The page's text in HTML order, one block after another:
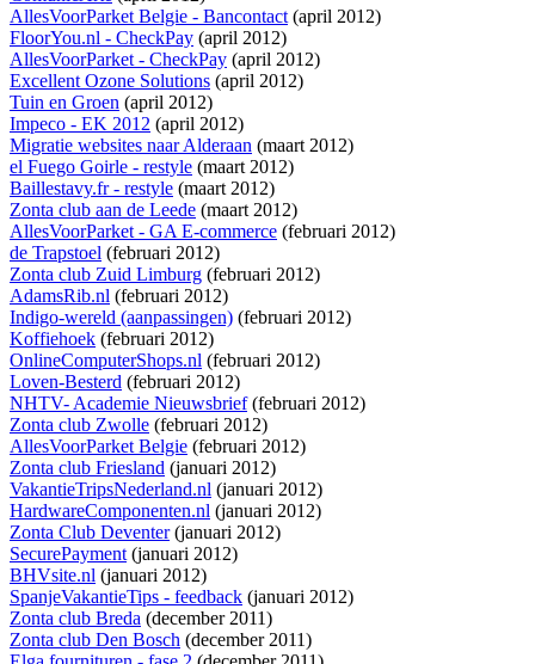
AllesVoorParket Belgie - Bancontact(april 2012)
FloorYou.nl - CheckPay (april 2012)
AllesVoorParket - CheckPay (april 2012)
Excellent Ozone Solutions (april 2012)
Tuin en Groen (april 2012)
Impeco - EK 2012 (april 2012)
Migratie websites naar Alderaan (maart 2012)
el Fuego Goirle - restyle (maart 2012)
Baillestavy.fr - restyle (maart 2012)
Zonta club aan de Leede (maart 2012)
AllesVoorParket - GA E-commerce (februari 2012)
de Trapstoel (februari 2012)
Zonta club Zuid Limburg (februari 2012)
AdamsRib.nl (februari 2012)
Indigo-wereld (aanpassingen) (februari 2012)
Koffiehoek (februari 2012)
OnlineComputerShops.nl (februari 2012)
Loven-Besterd (februari 2012)
NHTV- Academie Nieuwsbrief(februari 2012)
Zonta club Zwolle (februari 2012)
AllesVoorParket Belgie (februari 2012)
Zonta club Friesland (januari 2012)
VakantieTripsNederland.nl (januari 2012)
HardwareComponenten.nl (januari 2012)
Zonta Club Deventer(januari 2012)
SecurePayment(januari 2012)
BHVsite.nl (januari 2012)
SpanjeVakantieTips - feedback (januari 2012)
Zonta club Breda (december 2011)
Zonta club Den Bosch (december 2011)